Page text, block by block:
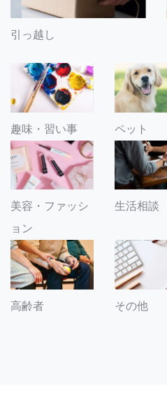
引っ越し
趣味・習い事 ペット
美容・ファッシ
ョン
生活相談
高齢者 その他